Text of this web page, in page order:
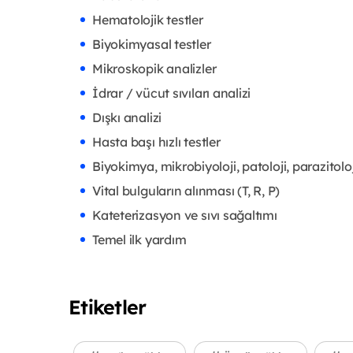
Hematolojik testler
Biyokimyasal testler
Mikroskopik analizler
İdrar / vücut sıvıları analizi
Dışkı analizi
Hasta başı hızlı testler
Biyokimya, mikrobiyoloji, patoloji,
Vital bulguların alınması (T, R, P)
Kateterizasyon ve sıvı sağaltımı
Temel ilk yardım
Etiketler